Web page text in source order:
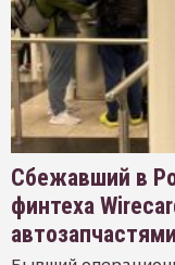
Сбежавший в
финтеха
автозапчастями